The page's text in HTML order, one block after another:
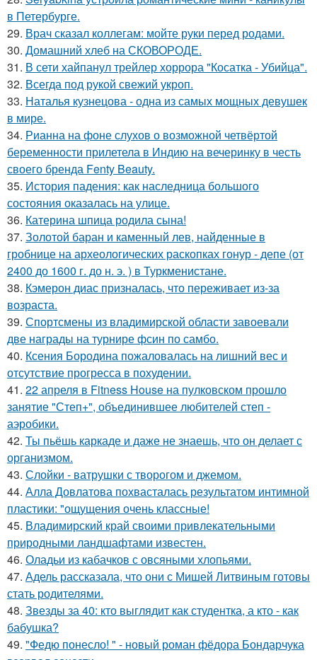
в Петербурге.
29. Врач сказал коллегам: мойте руки перед родами.
30. Домашний хлеб на СКОВОРОДЕ.
31. В сети хайпанул трейлер хоррора "Косатка - Убийца".
32. Всегда под рукой свежий укроп.
33. Наталья кузнецова - одна из самых мощных девушек
в мире.
34. Рианна на фоне слухов о возможной четвёртой
беременности прилетела в Индию на вечеринку в честь
своего бренда Fenty Beauty.
35. История падения: как наследница большого
состояния оказалась на улице.
36. Катерина шпица родила сына!
37. Золотой баран и каменный лев, найденные в
гробнице на археологических раскопках гонур - депе (от
2400 до 1600 г. до н. э. ) в Туркменистане.
38. Кэмерон диас призналась, что переживает из-за
возраста.
39. Спортсмены из владимирской области завоевали
две награды на турнире фсин по самбо.
40. Ксения Бородина пожаловалась на лишний вес и
отсутствие прогресса в похудении.
41. 22 апреля в Fitness House на пулковском прошло
занятие "Степ+", объединившее любителей степ -
аэробики.
42. Ты пьёшь каркаде и даже не знаешь, что он делает с
организмом.
43. Слойки - ватрушки с творогом и джемом.
44. Алла Довлатова похвасталась результатом интимной
пластики: "ощущения очень классные!
45. Владимирский край своими привлекательными
природными ландшафтами известен.
46. Оладьи из кабачков с овсяными хлопьями.
47. Адель рассказала, что они с Мишей Литвиным готовы
стать родителями.
48. Звезды за 40: кто выглядит как студентка, а кто - как
бабушка?
49. "Федю понесло! " - новый роман фёдора Бондарчука